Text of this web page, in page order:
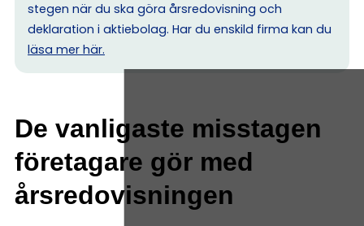
stegen när du ska göra årsredovisning och
deklaration i aktiebolag. Har du enskild firma kan du
läsa mer här.
De vanligaste misstagen
företagare gör med
årsredovisningen